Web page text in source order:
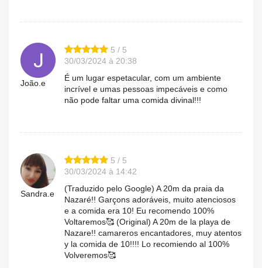
João.e
5 / 5
30/03/2024 à 20:38
É um lugar espetacular, com um ambiente
incrível e umas pessoas impecáveis e como
não pode faltar uma comida divinal!!!
Sandra.e
5 / 5
30/03/2024 à 14:42
(Traduzido pelo Google) A 20m da praia da
Nazaré!! Garçons adoráveis, muito atenciosos
e a comida era 10! Eu recomendo 100%
Voltaremos🥰 (Original) A 20m de la playa de
Nazare!! camareros encantadores, muy atentos
y la comida de 10!!!! Lo recomiendo al 100%
Volveremos🥰